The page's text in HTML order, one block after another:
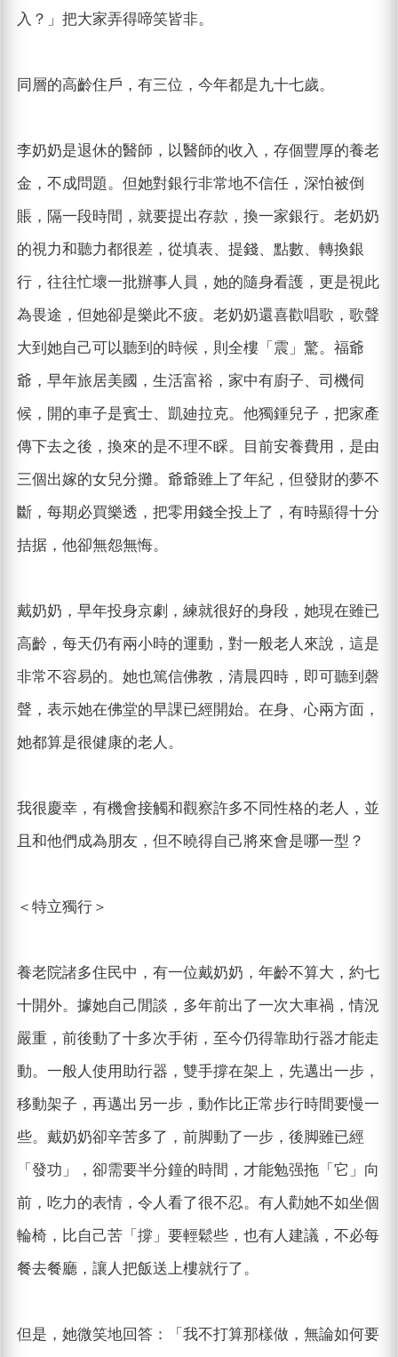
入？」把大家弄得啼笑皆非。
同層的高齡住戶，有三位，今年都是九十七歲。
李奶奶是退休的醫師，以醫師的收入，存個豐厚的養老
金，不成問題。但她對銀行非常地不信任，深怕被倒
賬，隔一段時間，就要提出存款，換一家銀行。老奶奶
的視力和聽力都很差，從填表、提錢、點數、轉換銀
行，往往忙壞一批辦事人員，她的隨身看護，更是視此
為畏途，但她卻是樂此不疲。老奶奶還喜歡唱歌，歌聲
大到她自己可以聽到的時候，則全樓「震」驚。福爺
爺，早年旅居美國，生活富裕，家中有廚子、司機伺
候，開的車子是賓士、凱廸拉克。他獨鍾兒子，把家產
傳下去之後，換來的是不理不睬。目前安養費用，是由
三個出嫁的女兒分攤。爺爺雖上了年紀，但發財的夢不
斷，每期必買樂透，把零用錢全投上了，有時顯得十分
拮据，他卻無怨無悔。
戴奶奶，早年投身京劇，練就很好的身段，她現在雖已
高齡，每天仍有兩小時的運動，對一般老人來說，這是
非常不容易的。她也篤信佛教，清晨四時，即可聽到磬
聲，表示她在佛堂的早課已經開始。在身、心兩方面，
她都算是很健康的老人。
我很慶幸，有機會接觸和觀察許多不同性格的老人，並
且和他們成為朋友，但不曉得自己將來會是哪一型？
＜特立獨行＞
養老院諸多住民中，有一位戴奶奶，年齡不算大，約七
十開外。據她自己閒談，多年前出了一次大車禍，情況
嚴重，前後動了十多次手術，至今仍得靠助行器才能走
動。一般人使用助行器，雙手撐在架上，先邁出一步，
移動架子，再邁出另一步，動作比正常步行時間要慢一
些。戴奶奶卻辛苦多了，前脚動了一步，後脚雖已經
「發功」，卻需要半分鐘的時間，才能勉强拖「它」向
前，吃力的表情，令人看了很不忍。有人勸她不如坐個
輪椅，比自己苦「撐」要輕鬆些，也有人建議，不必每
餐去餐廳，讓人把飯送上樓就行了。
但是，她微笑地回答：「我不打算那樣做，無論如何要